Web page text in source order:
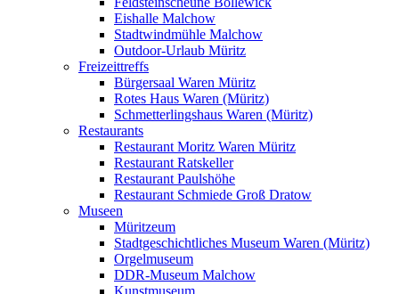
Eishalle Malchow
Stadtwindmühle Malchow
Outdoor-Urlaub Müritz
Freizeittreffs
Bürgersaal Waren Müritz
Rotes Haus Waren (Müritz)
Schmetterlingshaus Waren (Müritz)
Restaurants
Restaurant Moritz Waren Müritz
Restaurant Ratskeller
Restaurant Paulshöhe
Restaurant Schmiede Groß Dratow
Museen
Müritzeum
Stadtgeschichtliches Museum Waren (Müritz)
Orgelmuseum
DDR-Museum Malchow
Kunstmuseum